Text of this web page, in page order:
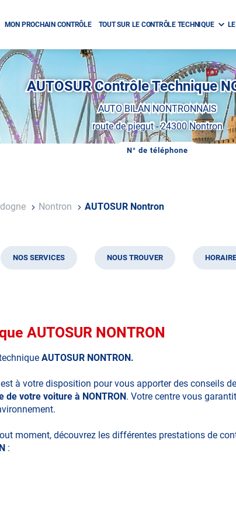
MON PROCHAIN CONTRÔLE TOUT SUR LE CONTRÔLE TECHNIQUE
AUTOSUR Contrôle Technique
AUTO BILAN NONTRONNAIS
route de piegut-24300 Nontron
N° de téléphone
AFFICHER
CENTRE
Nontron AUTOSUR Nontron
NOS SERVICES NOUS TROUVER
AUTOSUR NONTRON
AUTOSUR NONTRON.
est à votre disposition pour vous apporter des conseils de
de votre voiture à NONTRON. Votre centre vous
moment, découvrez les différentes prestations de
: